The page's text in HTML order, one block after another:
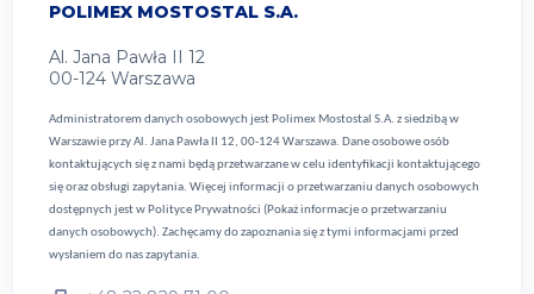
POLIMEX MOSTOSTAL S.A.
Al. Jana Pawła II 12
00-124 Warszawa
Administratorem danych osobowych jest Polimex Mostostal S.A. z siedzibą w
Warszawie przy Al. Jana Pawła II 12, 00-124 Warszawa. Dane osobowe osób
kontaktujących się z nami będą przetwarzane w celu identyfikacji kontaktującego
się oraz obsługi zapytania. Więcej informacji o przetwarzaniu danych osobowych
dostępnych jest w Polityce Prywatności (Pokaż informacje o przetwarzaniu
danych osobowych). Zachęcamy do zapoznania się z tymi informacjami przed
wysłaniem do nas zapytania.